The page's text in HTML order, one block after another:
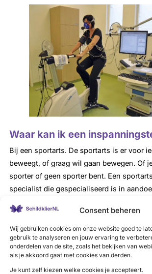
Consent beheren
Wij gebruiken cookies om onze website goed te
gebruik te analyseren en jouw ervaring te
onderdelen van de site, zoals het bekijken van
als je akkoord gaat met cookies van derden.
Je kunt zelf kiezen welke cookies je accepteert.
Waar kan ik een
Bij een sportarts. De sportarts is er voor
beweegt, of graag wil gaan bewegen. Of
sporter of geen sporter bent. Een
specialist die gespecialiseerd is in
gespecialiseerd is in
aandoeningen waar verminderde conditie
Mocht je klachten hebben die te maken
beweging, overbelasting, inspanning en
je bij de sportarts terecht. Deze klachten